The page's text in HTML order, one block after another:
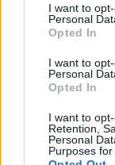
I want to
Personal
Opted In
I want to
Personal
Opted In
I want to
Retention,
Personal
Purposes for